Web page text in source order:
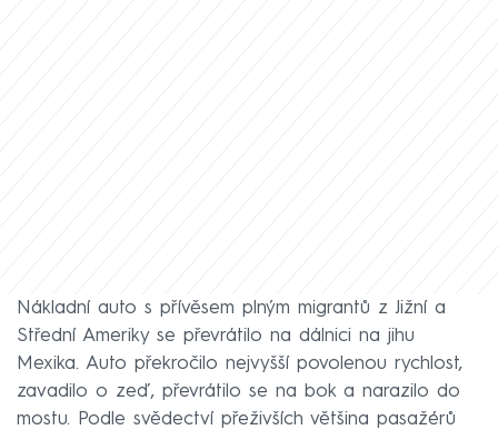
Nákladní auto s přívěsem plným migrantů z Jižní a
Střední Ameriky se převrátilo na dálnici na jihu
Mexika. Auto překročilo nejvyšší povolenou rychlost,
zavadilo o zeď, převrátilo se na bok a narazilo do
mostu. Podle svědectví přeživších většina pasažérů